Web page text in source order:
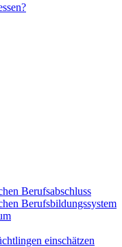
Berufsabschluss
Berufsbildungssystem
einschätzen